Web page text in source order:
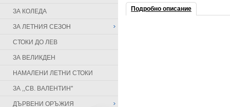
ЗА КОЛЕДА
ЗА ЛЕТНИЯ СЕЗОН
СТОКИ ДО ЛЕВ
ЗА ВЕЛИКДЕН
НАМАЛЕНИ ЛЕТНИ СТОКИ
ЗА ,,СВ. ВАЛЕНТИН''
ДЪРВЕНИ ОРЪЖИЯ
Подробно описание